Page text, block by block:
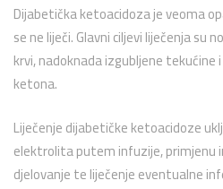
Dijabetička ketoacidoza je veoma
se ne liječi. Glavni ciljevi liječenja su
krvi, nadoknada izgubljene
ketona.
Liječenje dijabetičke ketoacidoze
elektrolita putem infuzije, primjenu
djelovanje te liječenje eventualne